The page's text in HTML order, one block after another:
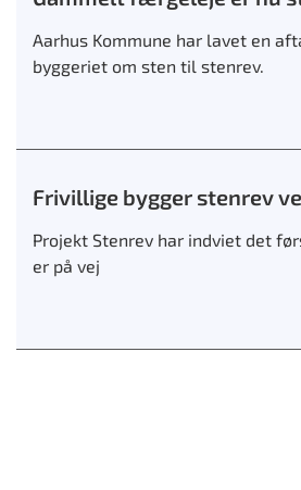
Aarhus Kommune har lavet en
byggeriet om sten til stenrev.
Frivillige bygger stenrev
Projekt Stenrev har indviet det
er på vej